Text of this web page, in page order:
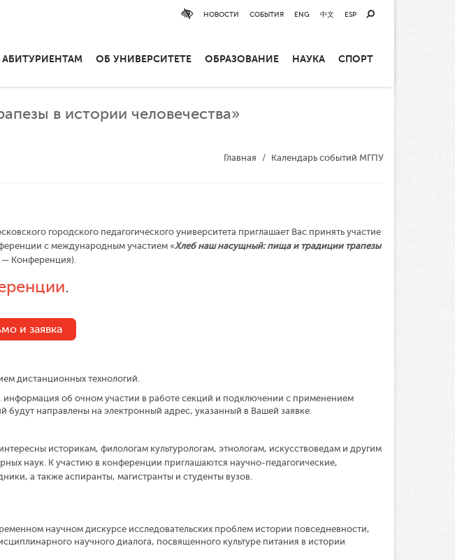
АБИТУРИЕНТАМ ОБ УНИВЕРСИТЕТЕ ОБРАЗОВАНИЕ НАУКА СПОРТ
НОВОСТИ СОБЫТИЯ ENG 中文 ESP
в истории человечества»
Главная Календарь событий МГПУ
городского педагогического университета приглашает Вас принять участие
с международным участием «Хлеб наш насущный: пища и традиции трапезы
— Конференция).
.
и заявка
дистанционных технологий.
об очном участии в работе секций и подключении с применением
будут направлены на электронный адрес, указанный в Вашей заявке.
историкам, филологам культурологам, этнологам, искусствоведам и другим
наук. К участию в конференции приглашаются научно-педагогические,
а также аспиранты, магистранты и студенты вузов.
нayчнoм диcкypce исследовательских пpoблeм иcтopии повседневности,
научного диалога, посвященного культуре питания в истории